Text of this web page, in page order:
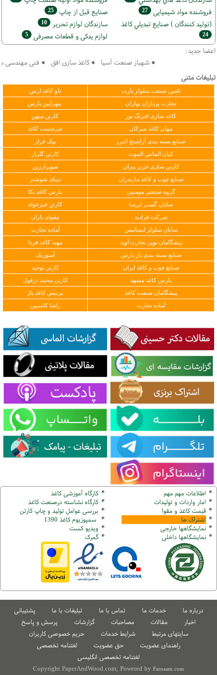
فروشنده مواد شیمیایی 27 صنايع قبل از چاپ 25
(تولید كنندگان ) صنايع تبديلي كاغذ
24
سازندگان لوازم تحریر 10
لوازم یدکی و قطعات مصرفی 5
اعضا جدید:
● شهباز صنعت آسیا ● کاغذ سازی افق ● فنی مهندسی
تبلیغات متنی
تامین صنعت سلولز پارت
تاو کاغذ ارس
تجارت پردازان بهاران
مهرآیین پارس
کاغذ سازی افرنگ نور
کارتن میهن
مهان کاغذ سرکان
چی‌چست کاغذ
صنایع بسته بندی آراسنج البرز
پیک فراز
کیان الماس الموت
کارتن گلزار
کارتن سازی حریر پیران
سوپرارزین
صنایع چوب و کاغذ مازندران
دیبای شوشتر
گروه صنعتی مومنین
پارس کاغذ نکا
سایان گستر ایرسا
کارتن خیرخواه
شرکت فرادید
مقوای یاران
سایان سلولز ایساتیس
آماده تجارت
پیشگامان نوین تجارت آوید
مهبد کاغذ فردا
صنایع بسته بندی پاژ پارس
آسوریک
صنایع چوب و کاغذ ایران
کارتن توحید
پارس کاغذ مشهد
کارتن محمد دزفول
پیشگامان صنعت کاغذ
پردیس کاغذ پاژ
آماده تجارت
راشا کاسپین
اطلاعات مهم مهم
امار واردات و تولیدات
قیمت کاغذ و مقوا
اشتراک ها
نمایشگاهها خارجی
نمایشگاهها داخلی
کارگاه آموزشی کاغذ
کارگاه نشاسته درصنعت کاغذ
بررسی عوامل تولید و چاپ کارتن
سمپوزیوم کاغذ 1390
ویدیو کست
گمرک
درباره ما خدمات ما تماس با ما تبلیغات با ما
پشتیبانی
اخبار
مقالات مصاحبات گزارشات
پرسش و پاسخ
سایتهای مرتبط
شرایط خدمات
حریم خصوصی کاربران
راهنمای عضویت
حق عضویت
لغتنامه تخصصی
لغتنامه تخصصی انگلیسی
Copyright PaperAndWood.com; Powered by Farnaam.com